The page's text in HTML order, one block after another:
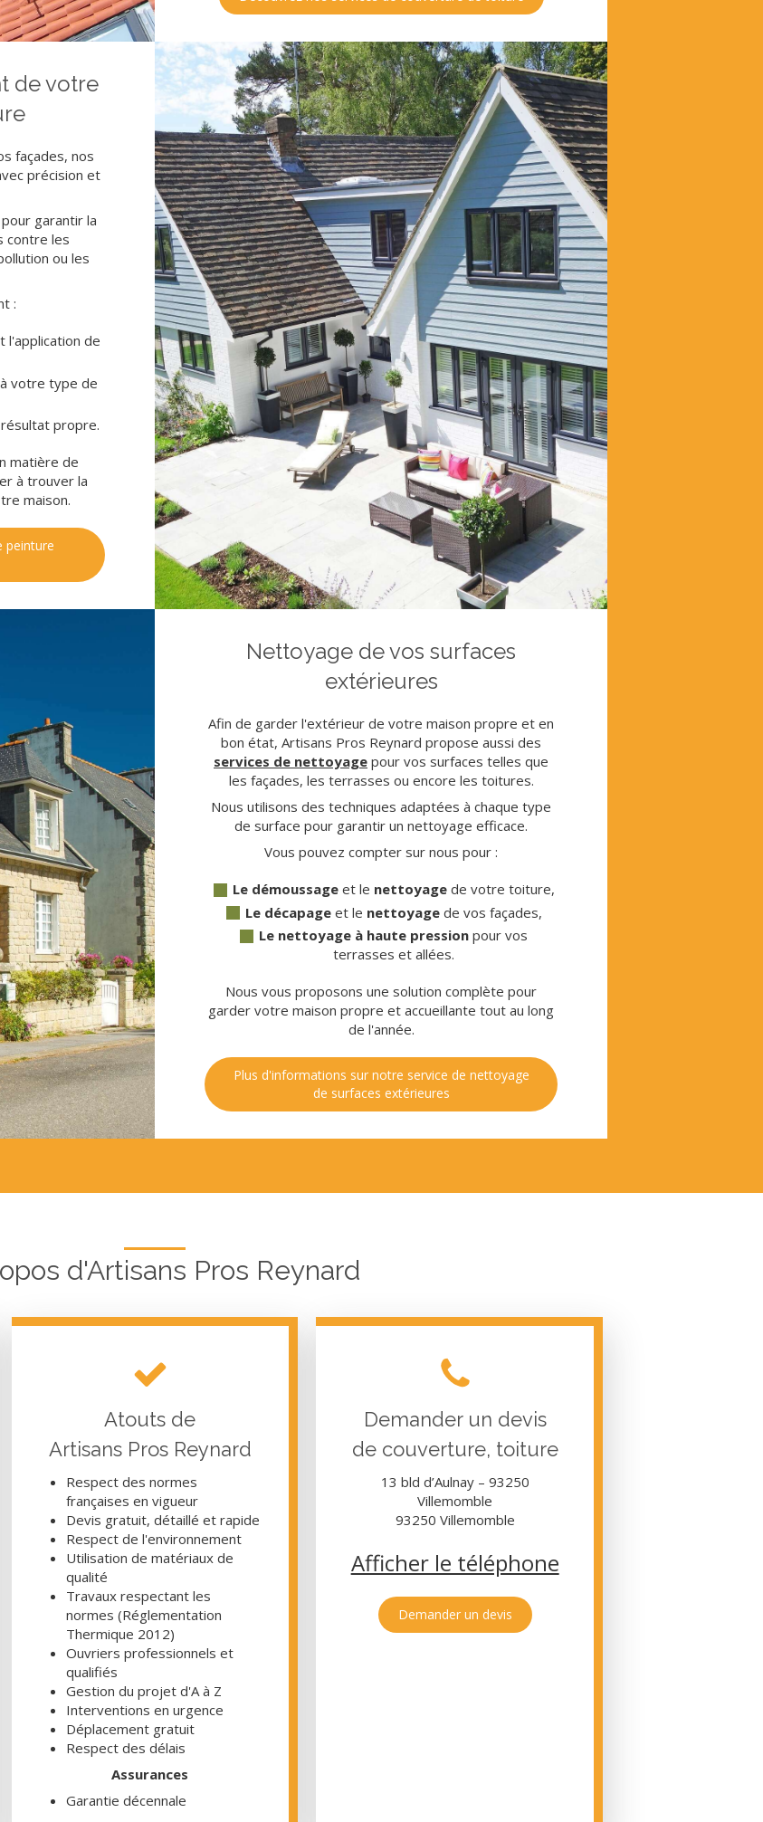
de votre
façades, nos
précision et
garantir la
contre les
ou les
:
l'application de
votre type de
propre.
matière de
à trouver la
maison.
peinture
Nettoyage de vos surfaces
extérieures
Afin de garder l'extérieur de votre maison propre et en
bon état, Artisans Pros Reynard propose aussi des
services de nettoyage pour vos surfaces telles que
les façades, les terrasses ou encore les toitures.
Nous utilisons des techniques adaptées à chaque type
de surface pour garantir un nettoyage efficace.
Vous pouvez compter sur nous pour :
Le démoussage et le nettoyage de votre toiture,
Le décapage et le nettoyage de vos façades,
Le nettoyage à haute pression pour vos
terrasses et allées.
Nous vous proposons une solution complète pour
garder votre maison propre et accueillante tout au long
de l'année.
Plus d'informations sur notre service de nettoyage
de surfaces extérieures
d'Artisans Pros Reynard
Atouts de
Artisans Pros Reynard
Respect des normes
françaises en vigueur
Devis gratuit, détaillé et rapide
Respect de l'environnement
Utilisation de matériaux de
qualité
Travaux respectant les
normes (Réglementation
Thermique 2012)
Ouvriers professionnels et
qualifiés
Gestion du projet d'A à Z
Interventions en urgence
Déplacement gratuit
Respect des délais
Assurances
Garantie décennale
Demander un devis
de couverture, toiture
13 bld d’Aulnay – 93250
Villemomble
93250 Villemomble
Afficher le téléphone
Demander un devis